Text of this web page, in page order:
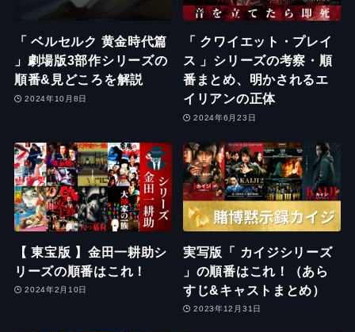
「 ベルセルク 黄金時代篇
」劇場版3部作シリーズの
順番&見どころを解説
2024年10月8日
「 クワイエット・プレイ
ス 」シリーズの考察・順
番まとめ、明かされるエ
イリアンの正体
2024年6月23日
【 東宝版 】金田一耕助シ
リーズの順番はこれ！
2024年2月10日
実写版「 カイジシリーズ
」の順番はこれ！（あら
すじ&キャストまとめ）
2023年12月31日